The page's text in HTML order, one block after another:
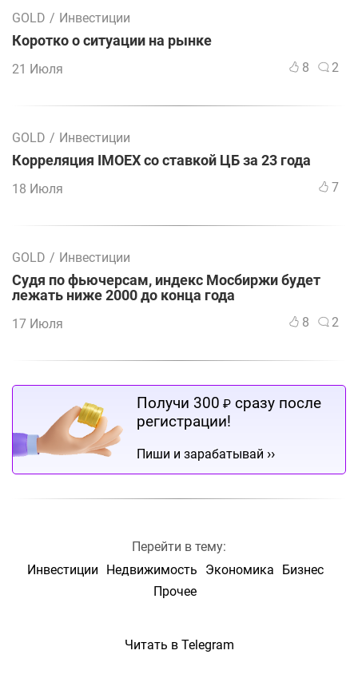
GOLD / Инвестиции
Коротко о ситуации на рынке
21 Июля 8 2
GOLD / Инвестиции
Корреляция IMOEX со ставкой ЦБ за 23 года
18 Июля 7
GOLD / Инвестиции
Судя по фьючерсам, индекс Мосбиржи будет
лежать ниже 2000 до конца года
17 Июля 8 2
Получи 300 ₽ сразу после
регистрации!
Пиши и зарабатывай ››
Перейти в тему:
Инвестиции
Недвижимость Экономика
Бизнес
Прочее
Читать в Telegram